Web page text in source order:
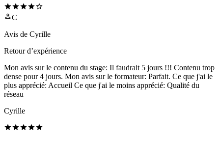
C
Avis de Cyrille
Retour d’expérience
Mon avis sur le contenu du stage: Il faudrait 5 jours !!! Contenu trop
dense pour 4 jours. Mon avis sur le formateur: Parfait. Ce que j'ai le
plus apprécié: Accueil Ce que j'ai le moins apprécié: Qualité du
réseau
Cyrille